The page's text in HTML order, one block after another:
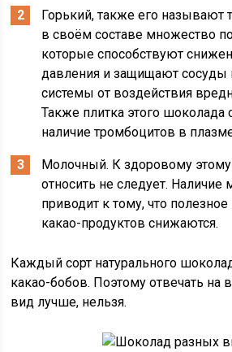
Горький, также его
в своём составе множество
которые способствуют
давления и защищают сосуды
системы от воздействия
Также плитка этого шоколада
наличие тромбоцитов в
Молочный. К здоровому этому
относить не следует. Наличие
приводит к тому, что
какао-продуктов снижаются.
Каждый сорт натурального
какао-бобов. Поэтому отвечать на
вид лучше, нельзя.